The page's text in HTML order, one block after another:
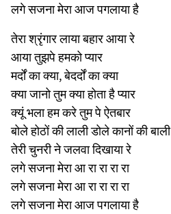
लगे सजना मेरा आज पगलाया है
तेरा श्रृंगार लाया बहार आया रे
आया तुझपे हमको प्यार
मर्दों का क्या, बेदर्दों का क्या
क्या जानो तुम क्या होता है प्यार
क्यूं भला हम करे तुम पे ऐतबार
बोले होठों की लाली डोले कानों की बाली
तेरी चुनरी ने जलवा दिखाया रे
लगे सजना मेरा आ रा रा रा रा
लगे सजना मेरा आ रा रा रा रा
लगे सजना मेरा आज पगलाया है